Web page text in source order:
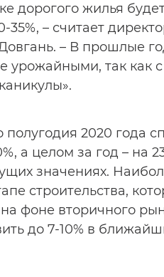
дорогого жилья
35%, – считает
– В прошлые
урожайными, так как
полугодия 2020 года
а целом за год – на
значениях.
строительства,
фоне вторичного
до 7-10% в